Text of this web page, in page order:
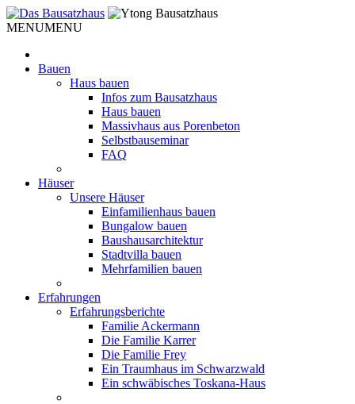
Weiter
zum
MENUMENU
Bauen
Haus bauen
Infos zum Bausatzhaus
Haus bauen
Massivhaus aus Porenbeton
Selbstbauseminar
FAQ
Häuser
Unsere Häuser
Einfamilienhaus bauen
Bungalow bauen
Baushausarchitektur
Stadtvilla bauen
Mehrfamilien bauen
Erfahrungen
Erfahrungsberichte
Familie Ackermann
Die Familie Karrer
Die Familie Frey
Ein Traumhaus im Schwarzwald
Ein schwäbisches Toskana-Haus